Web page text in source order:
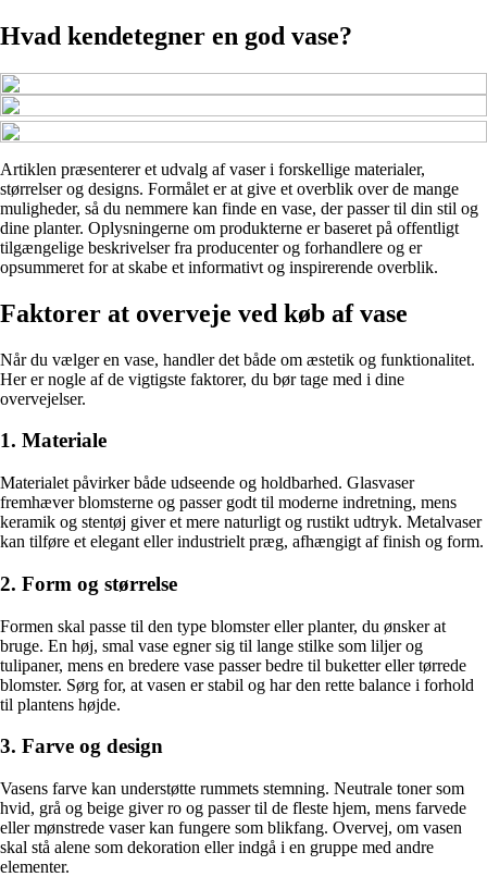
Hvad kendetegner en god vase?
Artiklen præsenterer et udvalg af vaser i forskellige materialer,
størrelser og designs. Formålet er at give et overblik over de mange
muligheder, så du nemmere kan finde en vase, der passer til din stil og
dine planter. Oplysningerne om produkterne er baseret på offentligt
tilgængelige beskrivelser fra producenter og forhandlere og er
opsummeret for at skabe et informativt og inspirerende overblik.
Faktorer at overveje ved køb af vase
Når du vælger en vase, handler det både om æstetik og funktionalitet.
Her er nogle af de vigtigste faktorer, du bør tage med i dine
overvejelser.
1. Materiale
Materialet påvirker både udseende og holdbarhed. Glasvaser
fremhæver blomsterne og passer godt til moderne indretning, mens
keramik og stentøj giver et mere naturligt og rustikt udtryk. Metalvaser
kan tilføre et elegant eller industrielt præg, afhængigt af finish og form.
2. Form og størrelse
Formen skal passe til den type blomster eller planter, du ønsker at
bruge. En høj, smal vase egner sig til lange stilke som liljer og
tulipaner, mens en bredere vase passer bedre til buketter eller tørrede
blomster. Sørg for, at vasen er stabil og har den rette balance i forhold
til plantens højde.
3. Farve og design
Vasens farve kan understøtte rummets stemning. Neutrale toner som
hvid, grå og beige giver ro og passer til de fleste hjem, mens farvede
eller mønstrede vaser kan fungere som blikfang. Overvej, om vasen
skal stå alene som dekoration eller indgå i en gruppe med andre
elementer.